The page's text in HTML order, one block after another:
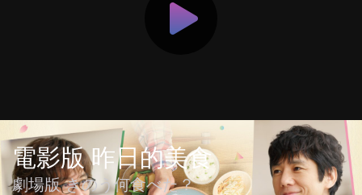
電影版 昨日的美食
劇場版 きのう何食べた？